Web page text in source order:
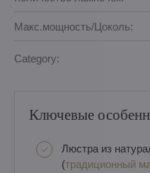
Макс.мощность/Цоколь:
Category:
Ключевые
Люстра из
(традиционный